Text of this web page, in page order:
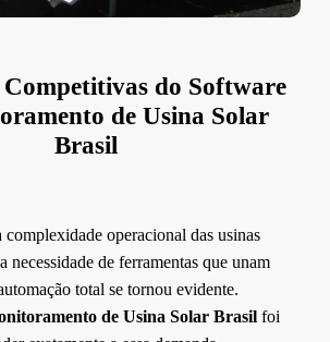
Competitivas do Software
de Usina Solar
Brasil
operacional das usinas
necessidade de ferramentas que unam
total se tornou evidente.
de Usina Solar Brasilfoi